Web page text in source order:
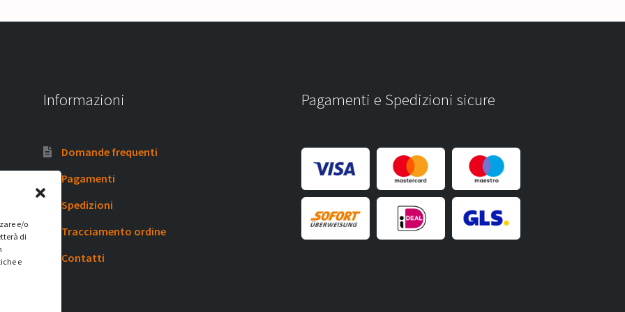
e/o
di
e
Informazioni
Domande frequenti
Pagamenti
Spedizioni
Tracciamento ordine
Contatti
Pagamenti e Spedizioni sicure